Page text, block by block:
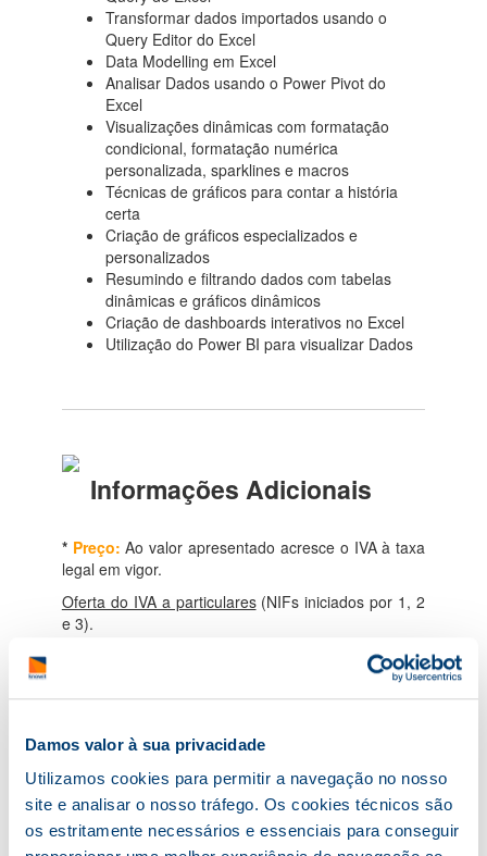
Damos valor à sua privacidade
Utilizamos cookies para permitir a navegação no nosso
site e analisar o nosso tráfego. Os cookies técnicos são
os estritamente necessários e essenciais para conseguir
Transformar dados importados usando o
Query Editor do Excel
Data Modelling em Excel
Analisar Dados usando o Power Pivot do
Excel
Visualizações dinâmicas com formatação
condicional, formatação numérica
personalizada, sparklines e macros
Técnicas de gráficos para contar a história
certa
Criação de gráficos especializados e
personalizados
Resumindo e filtrando dados com tabelas
dinâmicas e gráficos dinâmicos
Criação de dashboards interativos no Excel
Utilização do Power BI para visualizar Dados
Informações Adicionais
* Preço: Ao valor apresentado acresce o IVA à taxa
legal em vigor.
Oferta do IVA a particulares(NIFs iniciados por 1, 2
e 3).
Formador: Luís Machado
Licenciado em Administração e Gestão de
Empresas pela Universidade Católica Portuguesa.
Gestor de empresa. Formador certificado. Consultor
especialista nas áreas da gestão, estratégia